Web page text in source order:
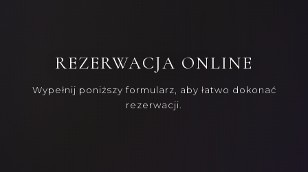
REZERWACJA ONLINE
Wypełnij poniższy formularz, aby łatwo dokonać
rezerwacji.